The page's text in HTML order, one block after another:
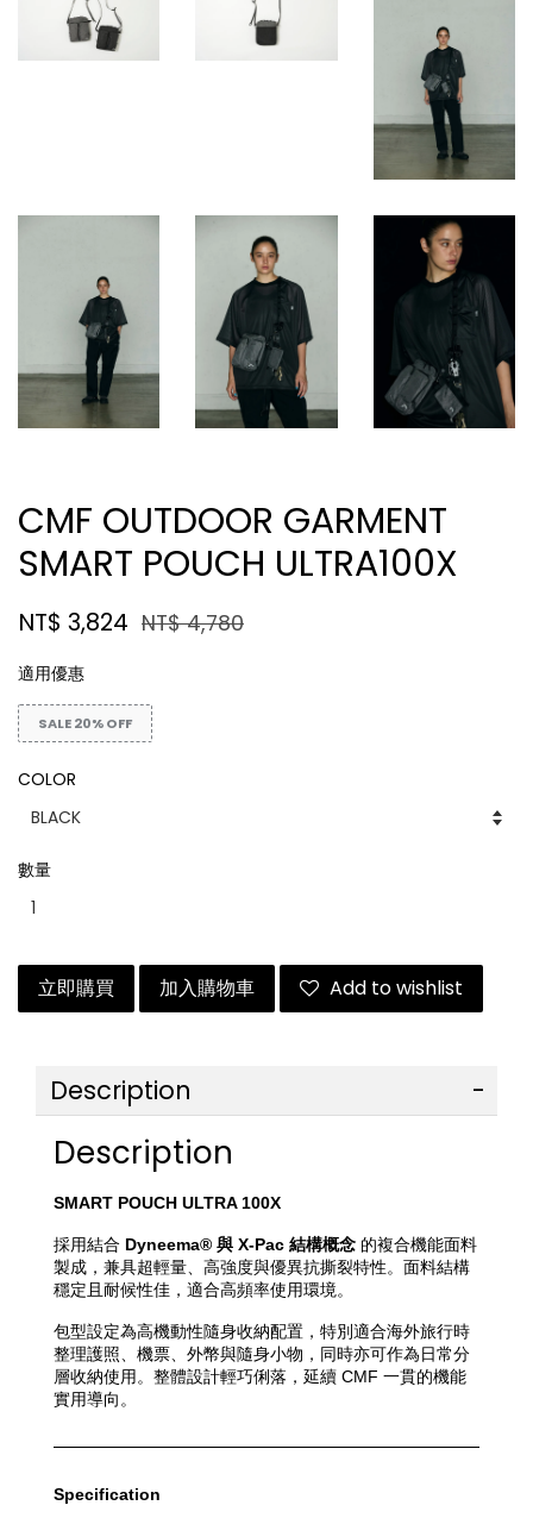
CMF OUTDOOR GARMENT
SMART POUCH ULTRA100X
NT$ 3,824 NT$ 4,780
適用優惠
SALE 20% OFF
COLOR
數量
立即購買 加入購物車 Add to wishlist
Description
Description
SMART POUCH ULTRA 100X
採用結合 Dyneema® 與 X-Pac 結構概念 的複合機能面料
製成，兼具超輕量、高強度與優異抗撕裂特性。面料結構
穩定且耐候性佳，適合高頻率使用環境。
包型設定為高機動性隨身收納配置，特別適合海外旅行時
整理護照、機票、外幣與隨身小物，同時亦可作為日常分
層收納使用。整體設計輕巧俐落，延續 CMF 一貫的機能
實用導向。
Specification